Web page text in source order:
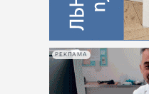
РЕКЛАМА